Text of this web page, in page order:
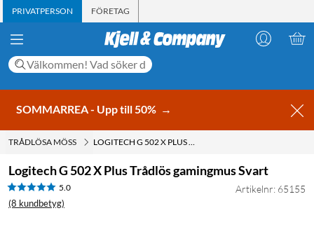
PRIVATPERSON FÖRETAG
SOMMARREA - Upp till 50% →
TRÅDLÖSA MÖSS LOGITECH G 502 X PLUS TRÅDLÖS GAMINGMUS SVART
Logitech G 502 X Plus Trådlös gamingmus Svart
5.0
(8 kundbetyg)
Artikelnr: 65155